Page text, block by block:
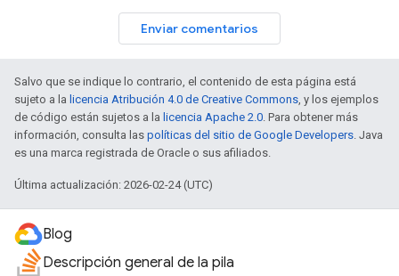
Enviar comentarios
Salvo que se indique lo contrario, el contenido de esta página está
sujeto a la licencia Atribución 4.0 de Creative Commons, y los ejemplos
de código están sujetos a la licencia Apache 2.0. Para obtener más
información, consulta las políticas del sitio de Google Developers. Java
es una marca registrada de Oracle o sus afiliados.
Última actualización: 2026-02-24 (UTC)
Blog
Descripción general de la pila